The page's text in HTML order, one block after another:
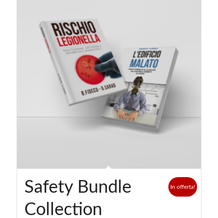
Safety Bundle
Collection
In offerta!